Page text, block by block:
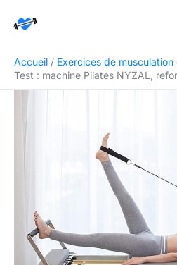
Accueil
Exercices de
Test : machine Pilates NYZAL,